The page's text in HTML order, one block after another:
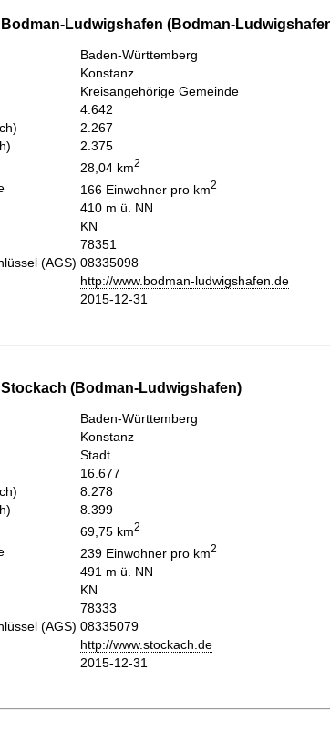
Bodman-Ludwigshafen (Bodman-
Baden-Württemberg
Konstanz
Kreisangehörige Gemeinde
4.642
2.267
2.375
28,04 km2
166 Einwohner pro km2
410 m ü. NN
KN
78351
(AGS) 08335098
http://www.bodman-ludwigshafen.de
2015-12-31
Stockach (Bodman-Ludwigshafen)
Baden-Württemberg
Konstanz
Stadt
16.677
8.278
8.399
69,75 km2
239 Einwohner pro km2
491 m ü. NN
KN
78333
(AGS) 08335079
http://www.stockach.de
2015-12-31